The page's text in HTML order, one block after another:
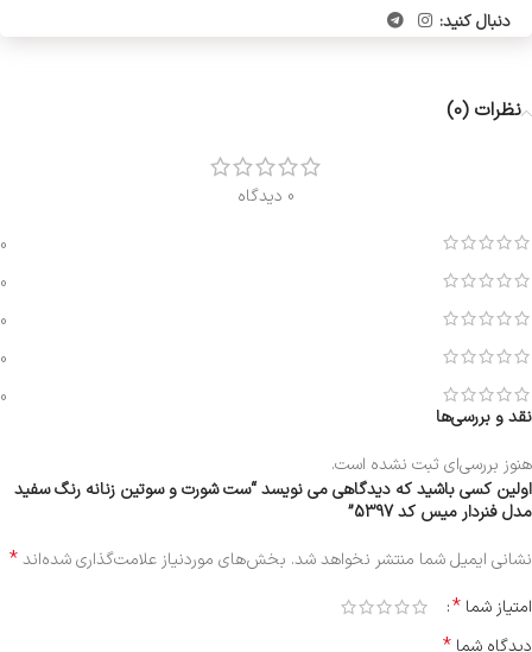
دنبال کنید:
نظرات (0)
0 دیدگاه
0
0
0
0
0
نقد و بررسی‌ها
هنوز بررسی‌ای ثبت نشده است.
اولین کسی باشید که دیدگاهی می نویسد “ست شورت و سوتین زنانه رنگ سفید
مدل فنردار میس کد 5397”
نشانی ایمیل شما منتشر نخواهد شد. بخش‌های موردنیاز علامت‌گذاری شده‌اند*
امتیاز شما *